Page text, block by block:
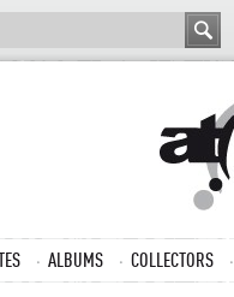
ALBUMS COLLECTORS